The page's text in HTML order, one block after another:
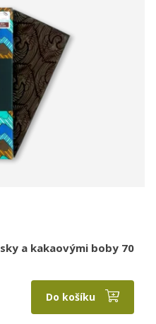
a kakaovými boby 70
Do košíku